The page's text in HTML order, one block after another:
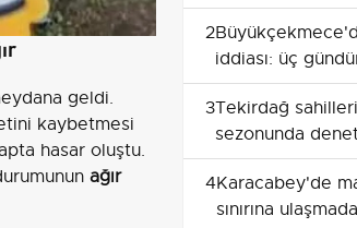
geldi.
kaybetmesi
hasar oluştu.
ağır
2
iddiası: üç
devam ediyor
3Tekirdağ
sezonunda
4Karacabey'de
sınırına